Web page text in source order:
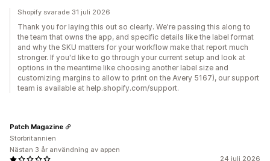
Shopify svarade 31 juli 2026
Thank you for laying this out so clearly. We're passing this along to
the team that owns the app, and specific details like the label format
and why the SKU matters for your workflow make that report much
stronger. If you'd like to go through your current setup and look at
options in the meantime like choosing another label size and
customizing margins to allow to print on the Avery 5167), our support
team is available at help.shopify.com/support.
24 juli 2026
Patch Magazine
Storbritannien
Nästan 3 år användning av appen